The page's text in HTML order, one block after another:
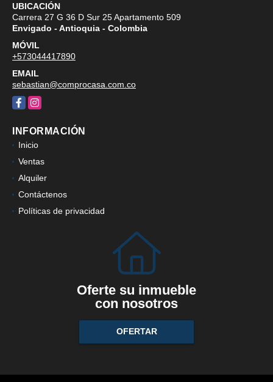
UBICACIÓN
Carrera 27 G 36 D Sur 25 Apartamento 509
Envigado - Antioquia - Colombia
MÓVIL
+573044417890
EMAIL
sebastian@comprocasa.com.co
FacebookInstagram
INFORMACIÓN
Inicio
Ventas
Alquiler
Contáctenos
Políticas de privacidad
Oferte su inmueble
con nosotros
OFERTAR